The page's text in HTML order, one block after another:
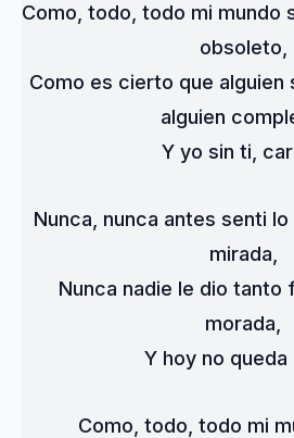
Como, todo, todo mi mundo
obsoleto,
Como es cierto que alguien
alguien
Y yo sin ti,
Nunca, nunca antes senti
mirada,
Nunca nadie le dio tanto
morada,
Y hoy no queda
Como, todo, todo mi